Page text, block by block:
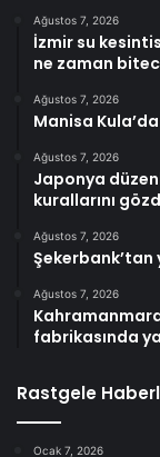
Ağustos 7, 2026
İzmir su
ne zaman
Ağustos 7, 2026
Manisa
Ağustos 7, 2026
Japonya
kurallarını
Ağustos 7, 2026
Şekerbank’tan
Ağustos 7, 2026
fabrikasında
Rastgele
Ocak 7, 2026